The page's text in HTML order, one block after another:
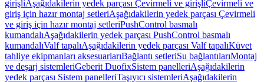
girişliAşağıdakilerin yedek parçası Çevirmeli ve girişliÇevirmeli ve
giriş için hazır montaj setleriAşağıdakilerin yedek parçası Çevirmeli
ve giriş için hazır montaj setleriPushControl basmalı
kumandalıAşağıdakilerin yedek parçası PushControl basmalı
kumandalıValf tapalıAşağıdakilerin yedek parçası Valf tapalıKüvet
tahliye ekipmanları aksesuarlarıBağlantı setleriSu bağlantılarıMontaj
ve deşarj sistemleriGeberit DuofixSistem panelleriAşağıdakilerin
yedek parçası Sistem panelleriTaşıyıcı sistemleriAşağıdakilerin